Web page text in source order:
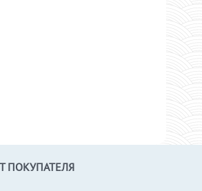
ПОКУПАТЕЛЯ